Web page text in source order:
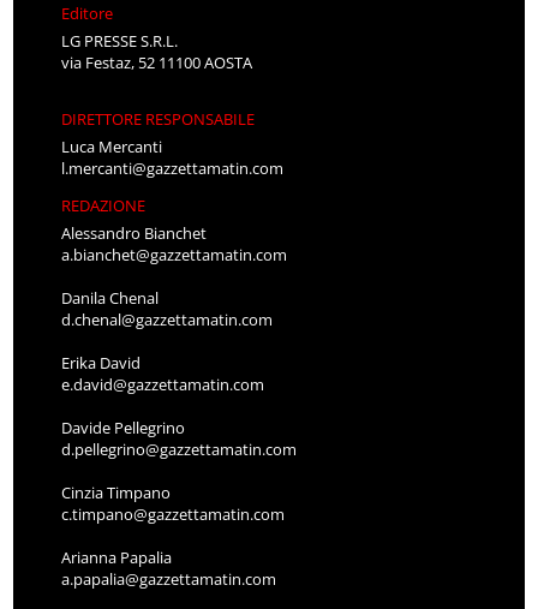
Editore
LG PRESSE S.R.L.
via Festaz, 52 11100 AOSTA
DIRETTORE RESPONSABILE
Luca Mercanti
l.mercanti@gazzettamatin.com
REDAZIONE
Alessandro Bianchet
a.bianchet@gazzettamatin.com
Danila Chenal
d.chenal@gazzettamatin.com
Erika David
e.david@gazzettamatin.com
Davide Pellegrino
d.pellegrino@gazzettamatin.com
Cinzia Timpano
c.timpano@gazzettamatin.com
Arianna Papalia
a.papalia@gazzettamatin.com